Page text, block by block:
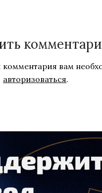
комментария вам
авторизоваться.